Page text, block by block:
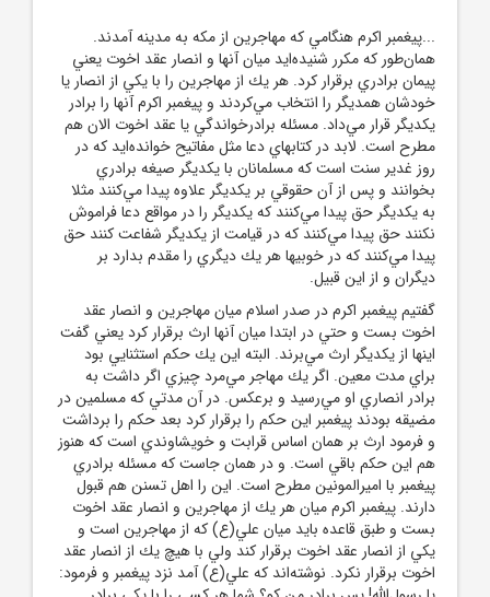
...پيغمبر اكرم هنگامي كه مهاجرين از مكه به مدينه آمدند.
همان‌طور كه مكرر شنيده‌ايد ميان آنها و انصار عقد اخوت يعني
پيمان برادري برقرار كرد. هر يك از مهاجرين را با يكي از انصار يا
خودشان همديگر را انتخاب مي‌كردند و پيغمبر اكرم آنها را برادر
يكديگر قرار مي‌داد. مسئله برادرخواندگي يا عقد اخوت الان هم
مطرح است. لابد در كتابهاي دعا مثل مفاتيح خوانده‌ايد كه در
روز غدير سنت است كه مسلمانان با يكديگر صيغه برادري
بخوانند و پس از آن حقوقي بر يكديگر علاوه پيدا مي‌كنند مثلا
به يكديگر حق پيدا مي‌كنند كه يكديگر را در مواقع دعا فراموش
نكنند حق پيدا مي‌كنند كه در قيامت از يكديگر شفاعت كنند حق
پيدا مي‌كنند كه در خوبيها هر يك ديگري را مقدم بدارد بر
ديگران و از اين قبيل.
گفتيم پيغمبر اكرم در صدر اسلام ميان مهاجرين و انصار عقد
اخوت بست و حتي در ابتدا ميان آنها ارث برقرار كرد يعني گفت
اينها از يكديگر ارث مي‌برند. البته اين يك حكم استثنايي بود
براي مدت معين. اگر يك مهاجر مي‌مرد چيزي اگر داشت به
برادر انصاري او مي‌رسيد و برعكس. در آن مدتي كه مسلمين در
مضيقه بودند پيغمبر اين حكم را برقرار كرد بعد حكم را برداشت
و فرمود ارث بر همان اساس قرابت و خويشاوندي است كه هنوز
هم اين حكم باقي است. و در همان جاست كه مسئله برادري
پيغمبر با اميرالمونين مطرح است. اين را اهل تسنن هم قبول
دارند. پيغمبر اكرم ميان هر يك از مهاجرين و انصار عقد اخوت
بست و طبق قاعده بايد ميان علي(ع) كه از مهاجرين است و
يكي از انصار عقد اخوت برقرار كند ولي با هيچ يك از انصار عقد
اخوت برقرار نكرد. نوشته‌اند كه علي(ع) آمد نزد پيغمبر و فرمود: